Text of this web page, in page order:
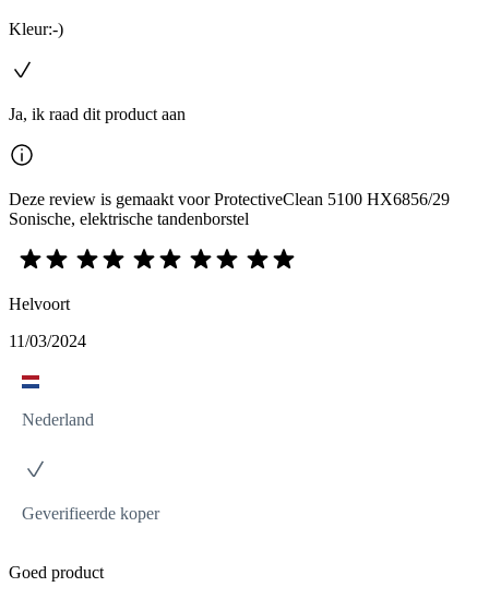
Kleur:-)
Ja, ik raad dit product aan
Deze review is gemaakt voor ProtectiveClean 5100 HX6856/29
Sonische, elektrische tandenborstel
Helvoort
11/03/2024
Nederland
Geverifieerde koper
Goed product